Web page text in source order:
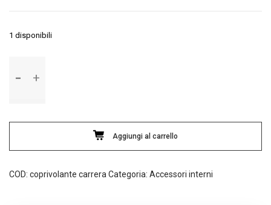
1 disponibili
Carrera
quantità
Aggiungi al carrello
COD: coprivolante carrera Categoria: Accessori interni